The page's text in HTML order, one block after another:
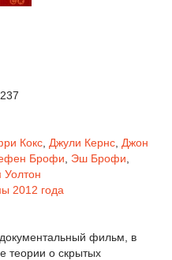
Кокс Джули Кернс Джон
Брофи Эш Брофи
Уолтон
2012 года
фильм, в
теории о скрытых